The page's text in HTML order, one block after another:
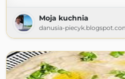
Moja kuchnia
danusia-